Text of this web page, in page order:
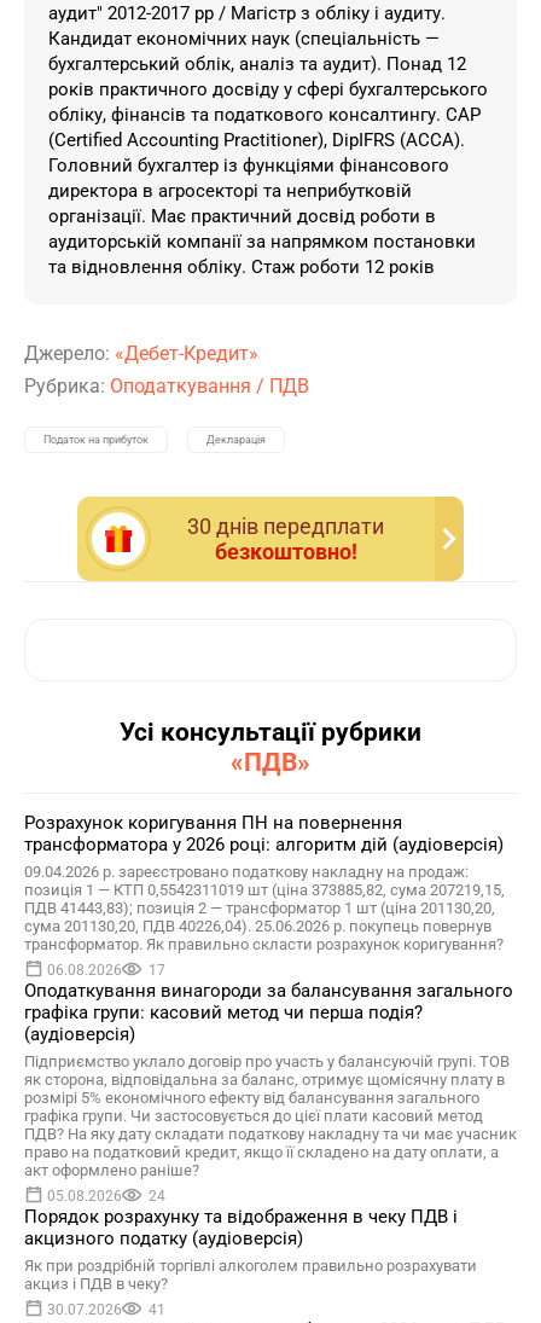
аудит" 2012-2017 рр / Магістр з обліку і аудиту.
Кандидат економічних наук (спеціальність —
бухгалтерський облік, аналіз та аудит). Понад 12
років практичного досвіду у сфері бухгалтерського
обліку, фінансів та податкового консалтингу. CAP
(Certified Accounting Practitioner), DipIFRS (ACCA).
Головний бухгалтер із функціями фінансового
директора в агросекторі та неприбутковій
організації. Має практичний досвід роботи в
аудиторській компанії за напрямком постановки
та відновлення обліку. Стаж роботи 12 років
Джерело: «Дебет-Кредит»
Рубрика: Оподаткування / ПДВ
Податок на прибуток Декларація
30 днiв передплати
безкоштовно!
Усі консультації рубрики
«ПДВ»
Розрахунок коригування ПН на повернення
трансформатора у 2026 році: алгоритм дій (аудіоверсія)
09.04.2026 р. зареєстровано податкову накладну на продаж:
позиція 1 — КТП 0,5542311019 шт (ціна 373885,82, сума 207219,15,
ПДВ 41443,83); позиція 2 — трансформатор 1 шт (ціна 201130,20,
сума 201130,20, ПДВ 40226,04). 25.06.2026 р. покупець повернув
трансформатор. Як правильно скласти розрахунок коригування?
06.08.2026 17
Оподаткування винагороди за балансування загального
графіка групи: касовий метод чи перша подія?
(аудіоверсія)
Підприємство уклало договір про участь у балансуючій групі. ТОВ
як сторона, відповідальна за баланс, отримує щомісячну плату в
розмірі 5% економічного ефекту від балансування загального
графіка групи. Чи застосовується до цієї плати касовий метод
ПДВ? На яку дату складати податкову накладну та чи має учасник
право на податковий кредит, якщо її складено на дату оплати, а
акт оформлено раніше?
05.08.2026 24
Порядок розрахунку та відображення в чеку ПДВ і
акцизного податку (аудіоверсія)
Як при роздрібній торгівлі алкоголем правильно розрахувати
акциз і ПДВ в чеку?
30.07.2026 41